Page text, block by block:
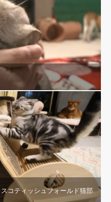
コティッシュフォールド猫部